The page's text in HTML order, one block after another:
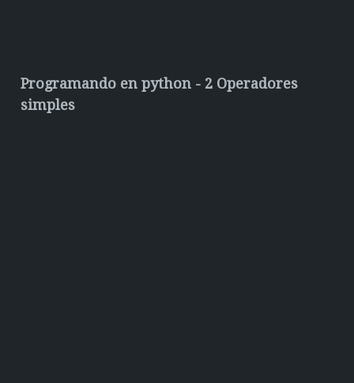
Programando en python - 2 Operadores
simples